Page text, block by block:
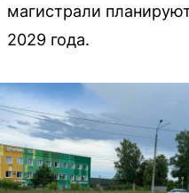
магистрали
2029 года.